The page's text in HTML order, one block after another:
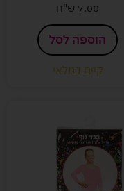
7.00 ש"ח
הוספה לסל
קיים במלאי